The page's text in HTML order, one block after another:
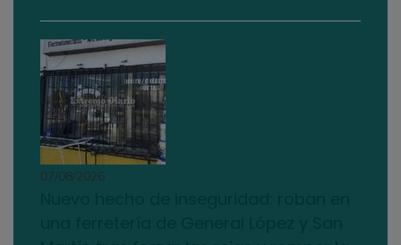
07/08/2026